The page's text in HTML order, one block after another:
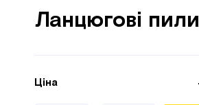
Ланцюгові пили
Ціна